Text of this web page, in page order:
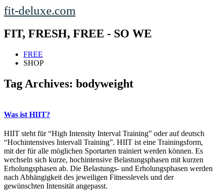
fit-deluxe.com
FIT, FRESH, FREE - SO WE
FREE
SHOP
Tag Archives: bodyweight
Was ist HIIT?
HIIT steht für “High Intensity Interval Training” oder auf deutsch
“Hochintensives Intervall Training”. HIIT ist eine Trainingsform,
mit der für alle möglichen Sportarten trainiert werden können. Es
wechseln sich kurze, hochintensive Belastungsphasen mit kurzen
Erholungsphasen ab. Die Belastungs- und Erholungsphasen werden
nach Abhängigkeit des jeweiligen Fitnesslevels und der
gewünschten Intensität angepasst.